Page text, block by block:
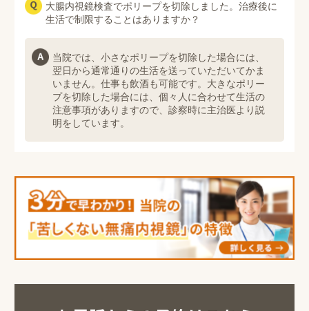
大腸内視鏡検査でポリープを切除しました。治療後に
生活で制限することはありますか？
当院では、小さなポリープを切除した場合には、
翌日から通常通りの生活を送っていただいてかま
いません。仕事も飲酒も可能です。大きなポリー
プを切除した場合には、個々人に合わせて生活の
注意事項がありますので、診察時に主治医より説
明をしています。